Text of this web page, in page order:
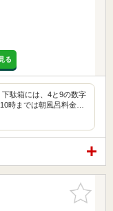
る
駄箱には、4と9の数字
時までは朝風呂料金…
お気に入
りに追加